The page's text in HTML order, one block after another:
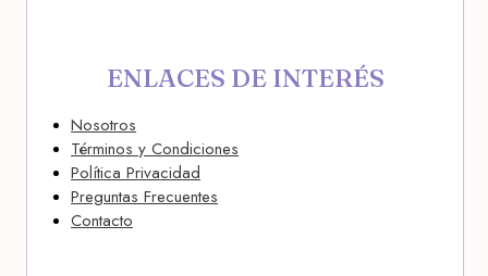
ENLACES DE INTERÉS
Nosotros
Términos y Condiciones
Política Privacidad
Preguntas Frecuentes
Contacto